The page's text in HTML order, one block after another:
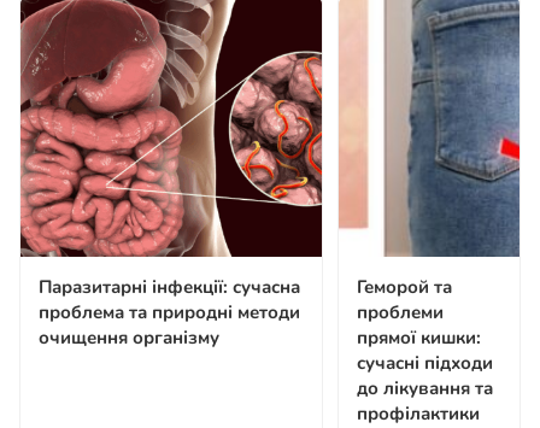
Паразитарні інфекції: сучасна
проблема та природні методи
очищення організму
Геморой та
проблеми
прямої кишки:
сучасні підходи
до лікування та
профілактики